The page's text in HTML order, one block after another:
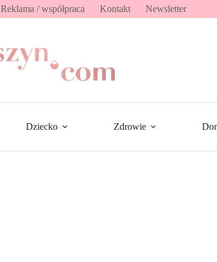
Reklama / współpraca Kontakt Newsletter
Dziecko Zdrowie